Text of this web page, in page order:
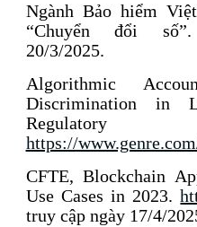
Ngành Bảo hiểm
“Chuyển đổi
20/3/2025.
Algorithmic
Discrimination in
Regulatory
https://
CFTE, Blockchain
Use Cases in 2023.
truy cập ngày 17/4/